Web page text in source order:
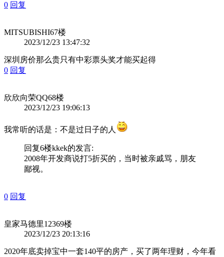
0 回复
MITSUBISHI67楼
2023/12/23 13:47:32
深圳房价那么贵只有中彩票头奖才能买起得
0 回复
欣欣向荣QQ68楼
2023/12/23 19:06:13
我常听的话是：不是过日子的人
回复6楼kkek的发言:
2008年开发商说打5折买的，当时被亲戚骂，朋友
鄙视。
0 回复
皇家马德里12369楼
2023/12/23 20:13:16
2020年底卖掉宝中一套140平的房产，买了两年理财，今年看